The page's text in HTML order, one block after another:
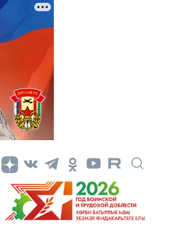
Поколение будущего